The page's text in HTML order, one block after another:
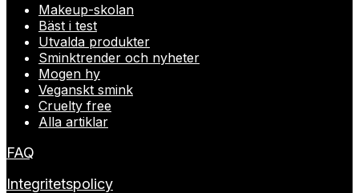
Makeup-skolan
Bäst i test
Utvalda produkter
Sminktrender och nyheter
Mogen hy
Veganskt smink
Cruelty free
Alla artiklar
FAQ
Integritetspolicy